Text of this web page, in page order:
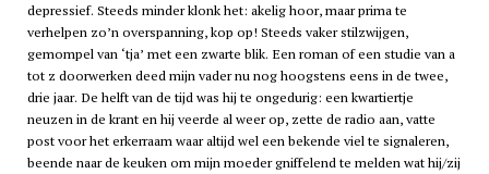
depressief. Steeds minder klonk het: akelig hoor, maar prima te
verhelpen zo’n overspanning, kop op! Steeds vaker stilzwijgen,
gemompel van ‘tja’ met een zwarte blik. Een roman of een studie van a
tot z doorwerken deed mijn vader nu nog hoogstens eens in de twee,
drie jaar. De helft van de tijd was hij te ongedurig: een kwartiertje
neuzen in de krant en hij veerde al weer op, zette de radio aan, vatte
post voor het erkerraam waar altijd wel een bekende viel te signaleren,
beende naar de keuken om mijn moeder gniffelend te melden wat hij/zij